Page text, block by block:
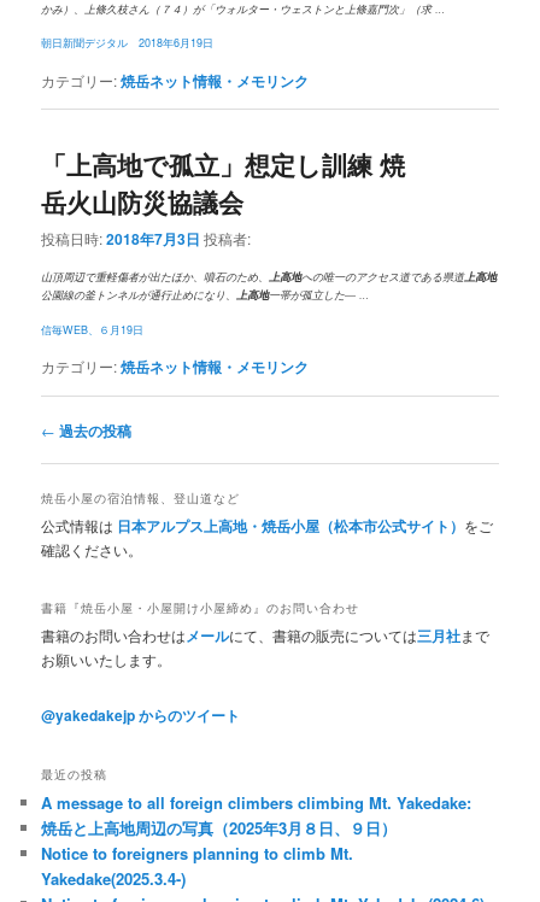
かみ）、上條久枝さん（７４）が「ウォルター・ウェストンと上條嘉門次」（求 …
朝日新聞デジタル 2018年6月19日
カテゴリー:焼岳ネット情報・メモリンク
「上高地で孤立」想定し訓練 焼
岳火山防災協議会
投稿日時:2018年7月3日 投稿者:
山頂周辺で重軽傷者が出たほか、噴石のため、 上高地への唯一のアクセス道である県道上高地
公園線の釜トンネルが通行止めになり、 上高地一帯が孤立した― …
信毎WEB、６月19日
カテゴリー:焼岳ネット情報・メモリンク
稿
ゲ
ー
シ
ョ
ン
← 過去の投稿
焼岳小屋の宿泊情報、登山道など
公式情報は 日本アルプス上高地・焼岳小屋（松本市公式サイト） をご
確認ください。
書籍『焼岳小屋・小屋開け小屋締め』のお問い合わせ
書籍のお問い合わせはメールにて、書籍の販売については三月社まで
お願いいたします。
@yakedakejp からのツイート
最近の投稿
A message to all foreign climbers climbing Mt. Yakedake:
焼岳と上高地周辺の写真（2025年3月８日、９日）
Notice to foreigners planning to climb Mt.
Yakedake(2025.3.4-)